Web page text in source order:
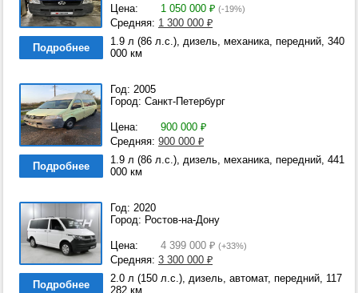
Цена: 1 050 000 ₽ (-19%)
Средняя: 1 300 000 ₽
Подробнее
1.9 л (86 л.с.), дизель, механика, передний, 340
000 км
Год: 2005
Город: Санкт-Петербург
Цена: 900 000 ₽
Средняя: 900 000 ₽
Подробнее
1.9 л (86 л.с.), дизель, механика, передний, 441
000 км
Год: 2020
Город: Ростов-на-Дону
Цена: 4 399 000 ₽ (+33%)
Средняя: 3 300 000 ₽
Подробнее
2.0 л (150 л.с.), дизель, автомат, передний, 117
282 км